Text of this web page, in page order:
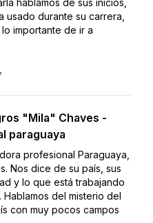
hablamos de sus inicios,
usado durante su carrera,
importante de ir a
"Mila" Chaves -
paraguaya
profesional Paraguaya,
Nos dice de su país, sus
y lo que está trabajando
del misterio del
con muy pocos campos